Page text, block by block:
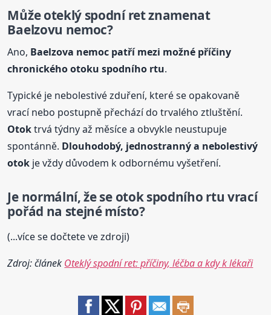
Může oteklý spodní ret znamenat
Baelzovu nemoc?
Ano, Baelzova nemoc patří mezi možné příčiny
chronickéhootoku spodního rtu.
Typické je nebolestivé zduření, které se opakovaně
vrací nebo postupně přechází do trvalého ztluštění.
Otoktrvá týdny až měsíce a obvykle neustupuje
spontánně. Dlouhodobý, jednostranný a nebolestivý
otok je vždy důvodem k odbornému vyšetření.
Je normální, že se otokspodního rtu vrací
pořád na stejné místo?
(...více se dočtete ve zdroji)
Zdroj: článek Oteklý spodní ret: příčiny, léčba a kdy k lékaři